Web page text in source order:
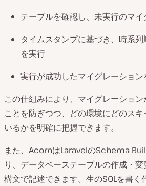
テーブルを確認し、未実行のマ
タイムスタンプに基づき、時系
を実行
実行が成功したマイグレーション
この仕組みにより、マイグレーショ
ことを防ぎつつ、どの環境にどのス
いるかを明確に把握できます。
また、AcornはLaravelのSchema
り、データベーステーブルの作成・
構文で記述できます。生のSQLを書く